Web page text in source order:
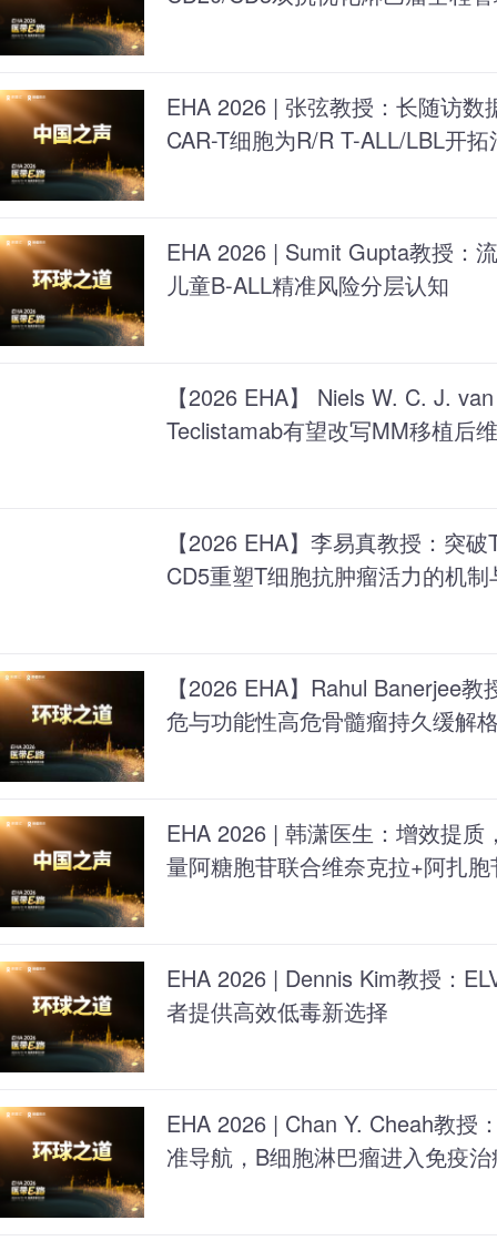
EHA 2026 | 张弦教授：长随访数
CAR-T细胞为R/R T-ALL/LBL开
EHA 2026 | Sumit Gupta教授：
儿童B-ALL精准风险分层认知
【2026 EHA】 Niels W. C. J.
Teclistamab有望改写MM移植后
【2026 EHA】李易真教授：突
CD5重塑T细胞抗肿瘤活力的机制
【2026 EHA】Rahul Banerjee
危与功能性高危骨髓瘤持久缓解
EHA 2026 | 韩潇医生：增效提
量阿糖胞苷联合维奈克拉+阿扎
EHA 2026 | Dennis Kim教授：
者提供高效低毒新选择
EHA 2026 | Chan Y. Cheah教授
准导航，B细胞淋巴瘤进入免疫